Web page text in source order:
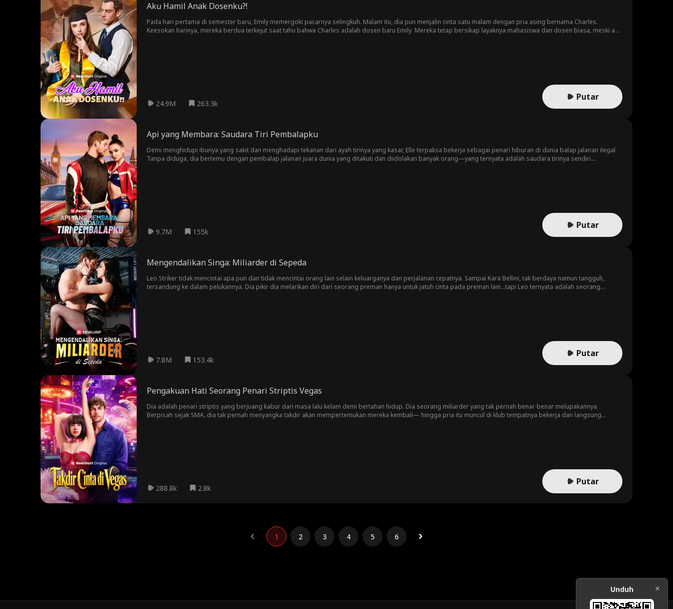
Aku Hamil Anak Dosenku?!
Pada hari pertama di semester baru, Emily memergoki pacarnya selingkuh. Malam itu, dia pun menjalin cinta satu malam dengan pria asing bernama Charles.
Keesokan harinya, mereka berdua terkejut saat tahu bahwa Charles adalah dosen baru Emily. Mereka tetap bersikap layaknya mahasiswa dan dosen biasa, meski ada
24.9M 263.3k
Putar
Api yang Membara: Saudara Tiri Pembalapku
Demi menghidupi ibunya yang sakit dan menghadapi tekanan dari ayah tirinya yang kasar, Elle terpaksa bekerja sebagai penari hiburan di dunia balap jalanan ilegal.
Tanpa diduga, dia bertemu dengan pembalap jalanan juara dunia yang ditakuti dan diidolakan banyak orang—yang ternyata adalah saudara tirinya sendiri.
9.7M 155k
Putar
Mengendalikan Singa: Miliarder di Sepeda
Leo Striker tidak mencintai apa pun dan tidak mencintai orang lain selain keluarganya dan perjalanan cepatnya. Sampai Kara Bellini, tak berdaya namun tangguh,
tersandung ke dalam pelukannya. Dia pikir dia melarikan diri dari seorang preman hanya untuk jatuh cinta pada preman lain...tapi Leo ternyata adalah seorang
7.8M 153.4k
Putar
Pengakuan Hati Seorang Penari Striptis Vegas
Dia adalah penari striptis yang berjuang kabur dari masa lalu kelam demi bertahan hidup. Dia seorang miliarder yang tak pernah benar-benar melupakannya.
Berpisah sejak SMA, dia tak pernah menyangka takdir akan mempertemukan mereka kembali— hingga pria itu muncul di klub tempatnya bekerja dan langsung
288.8k 2.8k
Putar
1 2 3 4 5 6
Unduh